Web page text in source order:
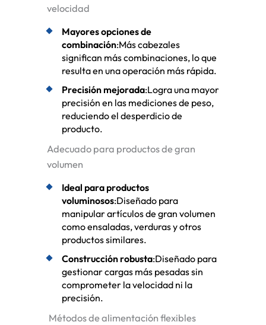
velocidad
Mayores opciones de
combinación:Más cabezales
significan más combinaciones, lo que
resulta en una operación más rápida.
Precisión mejorada:Logra una mayor
precisión en las mediciones de peso,
reduciendo el desperdicio de
producto.
Adecuado para productos de gran
volumen
Ideal para productos
voluminosos:Diseñado para
manipular artículos de gran volumen
como ensaladas, verduras y otros
productos similares.
Construcción robusta:Diseñado para
gestionar cargas más pesadas sin
comprometer la velocidad ni la
precisión.
Métodos de alimentación flexibles